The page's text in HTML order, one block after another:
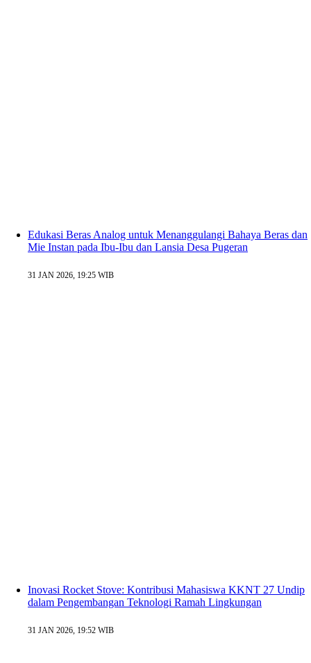
Edukasi Beras Analog untuk Menanggulangi Bahaya Beras dan
Mie Instan pada Ibu-Ibu dan Lansia Desa Pugeran
31 JAN 2026, 19:25 WIB
Inovasi Rocket Stove: Kontribusi Mahasiswa KKNT 27 Undip
dalam Pengembangan Teknologi Ramah Lingkungan
31 JAN 2026, 19:52 WIB